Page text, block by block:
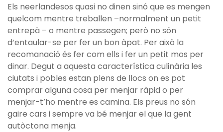
Els neerlandesos quasi no dinen sinó que es mengen
quelcom mentre treballen –normalment un petit
entrepà – o mentre passegen; però no són
d’entaular-se per fer un bon àpat. Per això la
recomanació és fer com ells i fer un petit mos per
dinar. Degut a aquesta característica culinària les
ciutats i pobles estan plens de llocs on es pot
comprar alguna cosa per menjar ràpid o per
menjar-t’ho mentre es camina. Els preus no són
gaire cars i sempre va bé menjar el que la gent
autòctona menja.